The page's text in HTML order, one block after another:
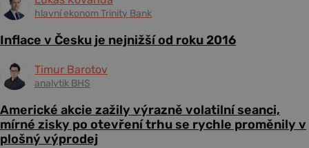
hlavní ekonom Trinity Bank
Inflace v Česku je nejnižší od roku 2016
Timur Barotov
analytik BHS
Americké akcie zažily výrazně volatilní seanci,
mírné zisky po otevření trhu se rychle proměnily v
plošný výprodej